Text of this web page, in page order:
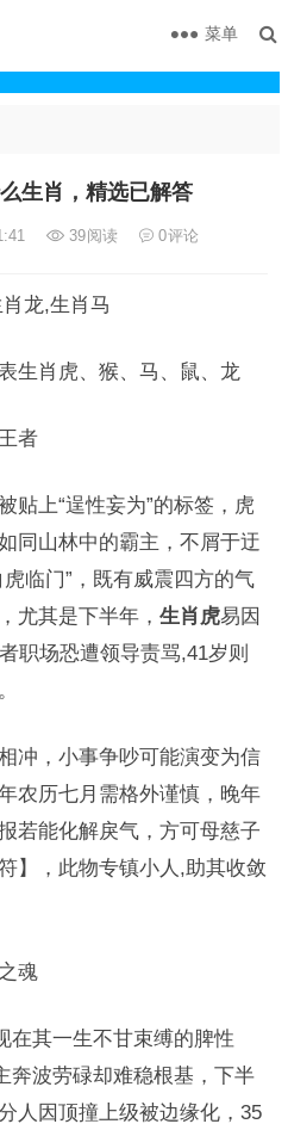
菜单
生肖，精选已解答
39阅读 0评论
龙,生肖马
生肖虎、猴、马、鼠、龙
者
贴上“逞性妄为”的标签，虎
同山林中的霸主，不屑于迂
临门”，既有威震四方的气
尤其是下半年， 生肖虎易因
职场恐遭领导责骂,41岁则
冲，小事争吵可能演变为信
农历七月需格外谨慎，晚年
若能化解戾气，方可母慈子
】，此物专镇小人,助其收敛
魂
在其一生不甘束缚的脾性
奔波劳碌却难稳根基，下半
人因顶撞上级被边缘化，35